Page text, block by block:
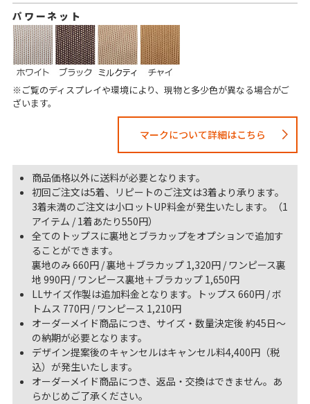
パワーネット
※ご覧のディスプレイや環境により、現物と多少色が異なる場合がご
ざいます。
マークについて詳細はこちら
商品価格以外に送料が必要となります。
初回ご注文は5着、リピートのご注文は3着より承ります。
3着未満のご注文は小ロットUP料金が発生いたします。（1
アイテム / 1着あたり550円）
全てのトップスに裏地とブラカップをオプションで追加す
ることができます。
裏地のみ 660円 / 裏地＋ブラカップ 1,320円 / ワンピース裏
地 990円 / ワンピース裏地＋ブラカップ 1,650円
LLサイズ作製は追加料金となります。トップス 660円 / ボ
トムス 770円 / ワンピース 1,210円
オーダーメイド商品につき、サイズ・数量決定後 約45日～
の納期が必要となります。
デザイン提案後のキャンセルはキャンセル料4,400円（税
込）が発生いたします。
オーダーメイド商品につき、返品・交換はできません。あ
らかじめご了承ください。